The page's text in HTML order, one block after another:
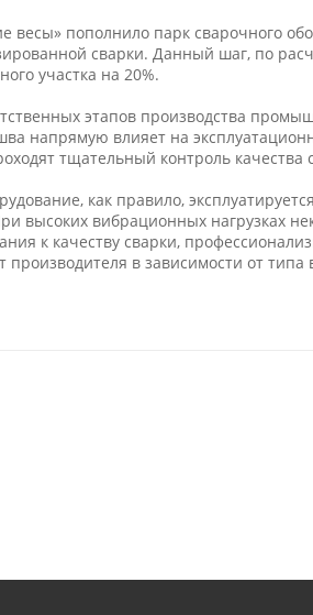
весы» пополнило парк сварочного
сварки. Данный шаг, по
участка на 20%.
этапов производства
напрямую влияет на
тщательный контроль
как правило,
высоких вибрационных нагрузках
к качеству сварки,
в зависимости от типа